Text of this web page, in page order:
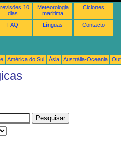
10
dias
Meteorologia
maritima
Ciclones
FAQ Línguas Contacto
América do Sul Ásia Austrália-Oceania